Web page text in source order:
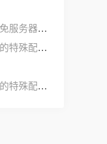
高并发BGP带宽服务器优化避免服务器压力过大
边缘集群在阿里云专线场景下的特殊配置说明
边缘集群在阿里云专线场景下的特殊配置说明